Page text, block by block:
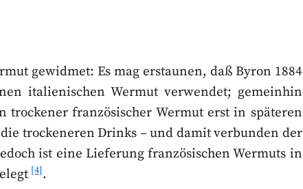
gewidmet: Es mag erstaunen, daß Byron 1884
italienischen Wermut verwendet; gemeinhin
französischer Wermut erst in späteren
trockeneren Drinks – und damit verbunden der
ist eine Lieferung französischen Wermuts in
[4].